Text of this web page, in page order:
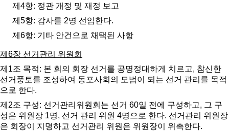
제 4항: 정관 개정 및 재정 보고
제 5항: 감사를 2명 선임한다.
제 6항: 기타 안건으로 채택된 사항
제 6장 선거관리 위원회
제 1조 목적: 본 회의 회장 선거를 공명정대하게 치르고, 참신한
선거풍토를 조성하여 동포사회의 모범이 되는 선거 관리를 목적
으로 한다.
제 2조 구성: 선거관리위원회는 선거 60일 전에 구성하고, 그 구
성은 위원장 1명, 선거 관리 위원 4명으로 한다. 선거관리 위원장
은 회장이 지명하고 선거관리 위원은 위원장이 위촉한다.